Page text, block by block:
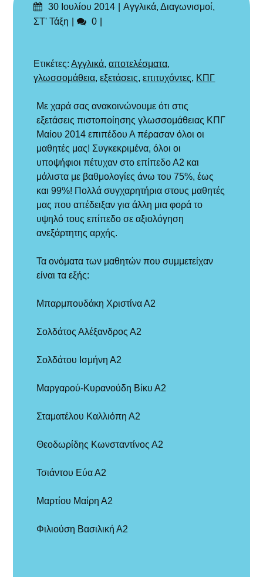
Δημοσιεύτηκε
στις
30 Ιουλίου 2014 Categories
Αγγλικά,Διαγωνισμοί,
ΣΤ' Τάξη
Σχόλια
0
Με
ετικέτα
Ετικέτες:Αγγλικά,αποτελέσματα,
γλωσσομάθεια,εξετάσεις,επιτυχόντες, ΚΠΓ
Με χαρά σας ανακοινώνουμε ότι στις
εξετάσεις πιστοποίησης γλωσσομάθειας ΚΠΓ
Μαίου 2014 επιπέδου Α πέρασαν όλοι οι
μαθητές μας! Συγκεκριμένα, όλοι οι
υποψήφιοι πέτυχαν στο επίπεδο Α2 και
μάλιστα με βαθμολογίες άνω του 75%, έως
και 99%! Πολλά συγχαρητήρια στους μαθητές
μας που απέδειξαν για άλλη μια φορά το
υψηλό τους επίπεδο σε αξιολόγηση
ανεξάρτητης αρχής.
Τα ονόματα των μαθητών που συμμετείχαν
είναι τα εξής:
Μπαρμπουδάκη Χριστίνα Α2
Σολδάτος Αλέξανδρος Α2
Σολδάτου Ισμήνη Α2
Μαργαρού-Κυρανούδη Βίκυ Α2
Σταματέλου Καλλιόπη Α2
Θεοδωρίδης Κωνσταντίνος Α2
Τσιάντου Εύα Α2
Μαρτίου Μαίρη Α2
Φιλιούση Βασιλική Α2